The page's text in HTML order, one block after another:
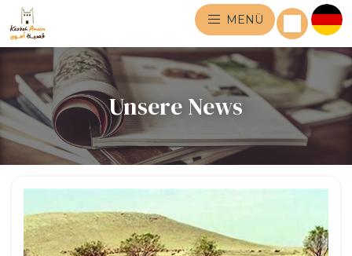
MENÜ
Unsere News